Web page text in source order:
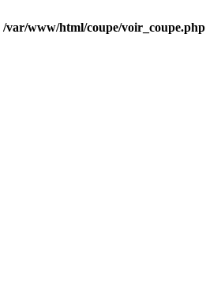
/var/www/html/coupe/voir_coupe.php